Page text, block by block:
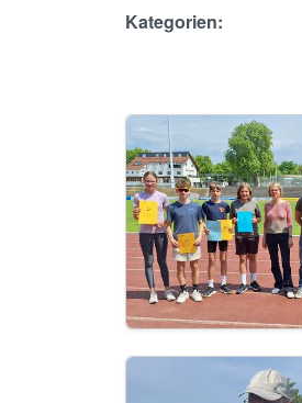
Kategorien:
Image
Image